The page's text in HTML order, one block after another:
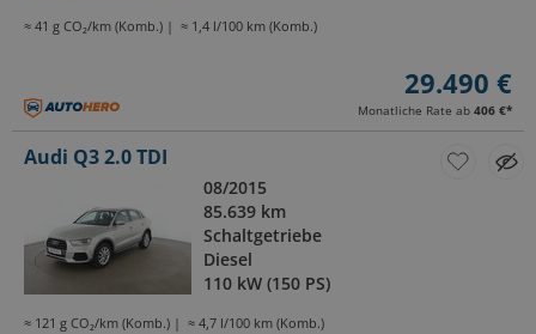
≈ 41 g CO₂/km (Komb.) ≈ 1,4 l/100 km (Komb.)
29.490 €
Monatliche Rate ab 406 €*
Audi Q3 2.0 TDI
08/2015
85.639 km
Schaltgetriebe
Diesel
110 kW (150 PS)
≈ 121 g CO₂/km (Komb.) ≈ 4,7 l/100 km (Komb.)